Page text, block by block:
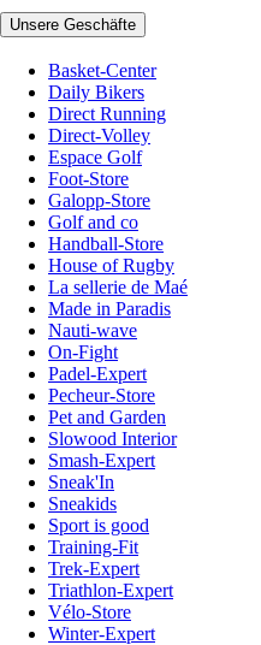
Unsere Geschäfte
Basket-Center
Daily Bikers
Direct Running
Direct-Volley
Espace Golf
Foot-Store
Galopp-Store
Golf and co
Handball-Store
House of Rugby
La sellerie de Maé
Made in Paradis
Nauti-wave
On-Fight
Padel-Expert
Pecheur-Store
Pet and Garden
Slowood Interior
Smash-Expert
Sneak'In
Sneakids
Sport is good
Training-Fit
Trek-Expert
Triathlon-Expert
Vélo-Store
Winter-Expert